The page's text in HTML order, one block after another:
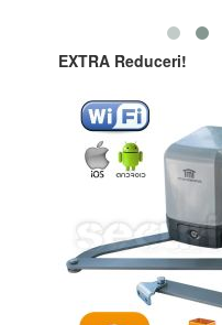
EXTRA Reduceri!